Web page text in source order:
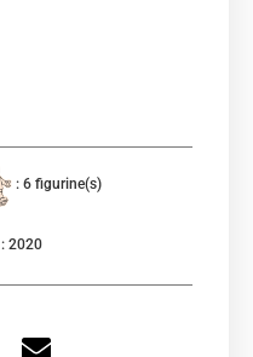
: 6 figurine(s)
: 2020